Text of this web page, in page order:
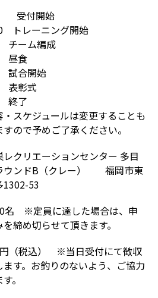
受付開始
トレーニング開始
チーム編成
昼食
試合開始
表彰式
終了
スケジュールは変更することも
ので予めご了承ください。
レクリエーションセンター 多目
ウンドB（クレー） 福岡市東
1302-53
名 ※定員に達した場合は、申
を締め切らせて頂きます。
（税込） ※当日受付にて徴収
ます。お釣りのないよう、ご協力
。